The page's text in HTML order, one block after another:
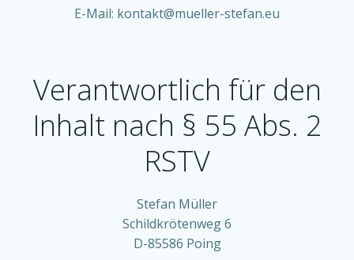
E-Mail: kontakt@mueller-stefan.eu
Verantwortlich für den
Inhalt nach § 55 Abs. 2
RSTV
Stefan Müller
Schildkrötenweg 6
D-85586 Poing